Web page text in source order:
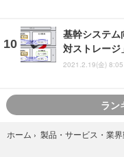
基幹システム
対ストレージ
2021.2.19(金) 8:05
ラン
ホーム › 製品・サービス・業界